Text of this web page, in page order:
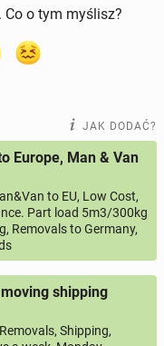
Co o tym myślisz?
JAK DODAĆ?
Europe, Man & Van
to EU, Low Cost,
Part load 5m3/300kg
Removals to Germany,
shipping
Shipping,